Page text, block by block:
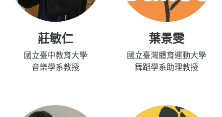
莊敏仁
國立臺中教育大學
音樂學系教授
葉景雯
國立臺灣體育運動大學
舞蹈學系助理教授